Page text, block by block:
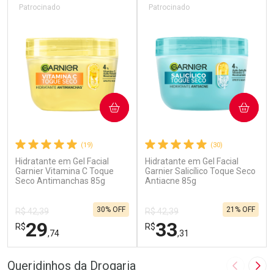
(19)
Hidratante em Gel Facial
Garnier Vitamina C Toque
Seco Antimanchas 85g
Patrocinado
R$ 42,39
R$29,74
30% OFF
COMPRAR
(30)
Hidratante em Gel Facial
Garnier Salicílico Toque Seco
Antiacne 85g
Patrocinado
R$ 42,39
R$33,31
21% OFF
COMPRAR
Queridinhos da Drogaria